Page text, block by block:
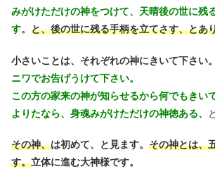
みがけただけの神をつけて、天晴後の世に残
す。 と、後の世に残る手柄を立てさす、とあ
小さいことは、それぞれの神にきいて下さい。
ニワでお告げうけて下さい。
この方の家来の神が知らせるから何でもきい
よりたなら、身魂みがけただけの神徳ある、
その神、は初めて、と見ます。 その神とは、
す。立体に進む大神様です。